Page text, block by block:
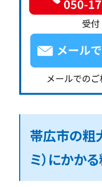
帯広市の粗
ミ）にかか